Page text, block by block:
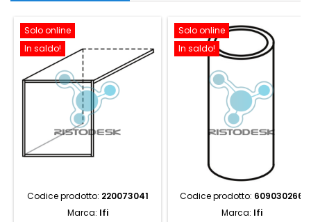
Solo online
In saldo!
Codice prodotto: 220073041
Marca: Ifi
Solo online
In saldo!
Codice prodotto: 609030266
Marca: Ifi